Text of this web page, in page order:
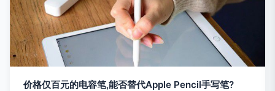
价格仅百元的电容笔,能否替代Apple Pencil手写笔?